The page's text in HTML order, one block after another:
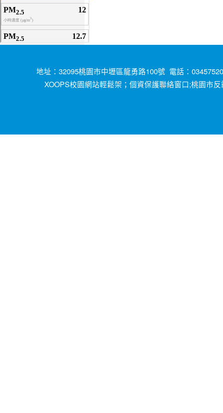
地址：32095桃園市中壢區龍勇路100號 電話：
XOOPS校園網站輕鬆架； 個資保護聯絡窗口 ;桃園市